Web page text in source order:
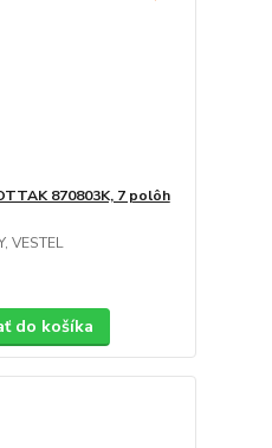
870803K, 7 polôh
VESTEL
do košíka